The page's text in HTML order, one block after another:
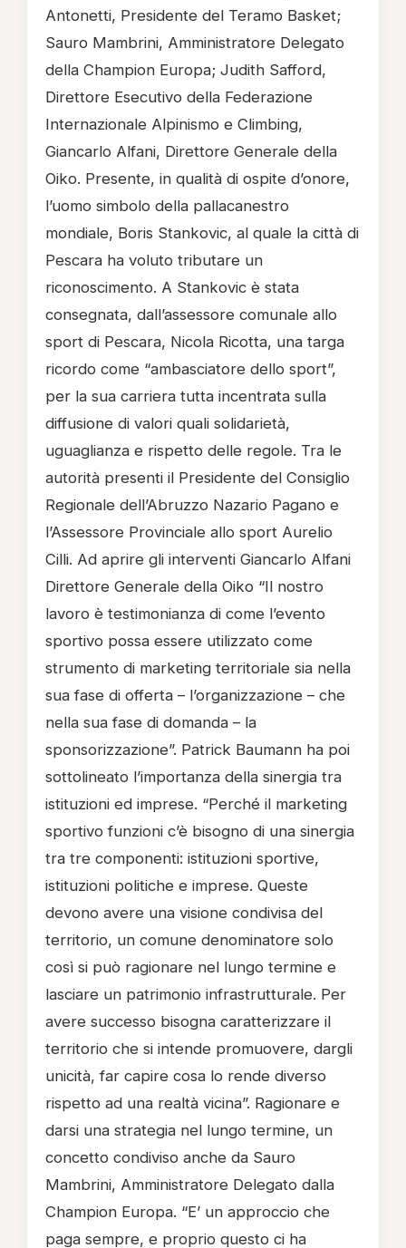
Antonetti, Presidente del Teramo Basket;
Sauro Mambrini, Amministratore Delegato
della Champion Europa; Judith Safford,
Direttore Esecutivo della Federazione
Internazionale Alpinismo e Climbing,
Giancarlo Alfani, Direttore Generale della
Oiko. Presente, in qualità di ospite d’onore,
l’uomo simbolo della pallacanestro
mondiale, Boris Stankovic, al quale la città di
Pescara ha voluto tributare un
riconoscimento. A Stankovic è stata
consegnata, dall’assessore comunale allo
sport di Pescara, Nicola Ricotta, una targa
ricordo come “ambasciatore dello sport”,
per la sua carriera tutta incentrata sulla
diffusione di valori quali solidarietà,
uguaglianza e rispetto delle regole. Tra le
autorità presenti il Presidente del Consiglio
Regionale dell’Abruzzo Nazario Pagano e
l’Assessore Provinciale allo sport Aurelio
Cilli. Ad aprire gli interventi Giancarlo Alfani
Direttore Generale della Oiko “Il nostro
lavoro è testimonianza di come l’evento
sportivo possa essere utilizzato come
strumento di marketing territoriale sia nella
sua fase di offerta – l’organizzazione – che
nella sua fase di domanda – la
sponsorizzazione”. Patrick Baumann ha poi
sottolineato l’importanza della sinergia tra
istituzioni ed imprese. “Perché il marketing
sportivo funzioni c’è bisogno di una sinergia
tra tre componenti: istituzioni sportive,
istituzioni politiche e imprese. Queste
devono avere una visione condivisa del
territorio, un comune denominatore solo
così si può ragionare nel lungo termine e
lasciare un patrimonio infrastrutturale. Per
avere successo bisogna caratterizzare il
territorio che si intende promuovere, dargli
unicità, far capire cosa lo rende diverso
rispetto ad una realtà vicina”. Ragionare e
darsi una strategia nel lungo termine, un
concetto condiviso anche da Sauro
Mambrini, Amministratore Delegato dalla
Champion Europa. “E’ un approccio che
paga sempre, e proprio questo ci ha